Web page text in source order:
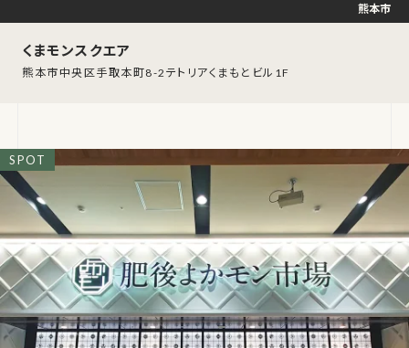
くまモンスクエア
熊本市中央区手取本町8-2テトリアくまもとビル1F
熊本市